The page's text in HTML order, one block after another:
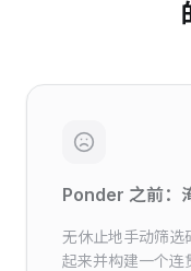
Ponder 之前：
无休止地手动筛选
起来并构建一个连